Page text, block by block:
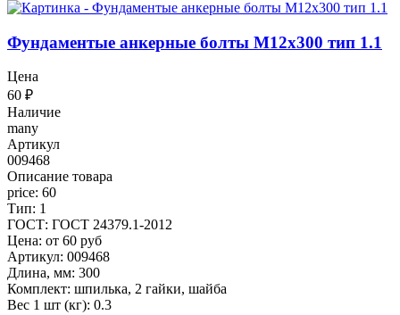
Фундаментые анкерные болты М12x300 тип 1.1
Цена
60 ₽
Наличие
many
Артикул
009468
Описание товара
price: 60
Тип: 1
ГОСТ: ГОСТ 24379.1-2012
Цена: от 60 руб
Артикул: 009468
Длина, мм: 300
Комплект: шпилька, 2 гайки, шайба
Вес 1 шт (кг): 0.3